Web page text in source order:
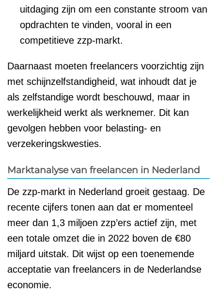
uitdaging zijn om een constante stroom van
opdrachten te vinden, vooral in een
competitieve zzp-markt.
Daarnaast moeten freelancers voorzichtig zijn
met schijnzelfstandigheid, wat inhoudt dat je
als zelfstandige wordt beschouwd, maar in
werkelijkheid werkt als werknemer. Dit kan
gevolgen hebben voor belasting- en
verzekeringskwesties.
Marktanalyse van freelancen in Nederland
De zzp-markt in Nederland groeit gestaag. De
recente cijfers tonen aan dat er momenteel
meer dan 1,3 miljoen zzp’ers actief zijn, met
een totale omzet die in 2022 boven de €80
miljard uitstak. Dit wijst op een toenemende
acceptatie van freelancers in de Nederlandse
economie.